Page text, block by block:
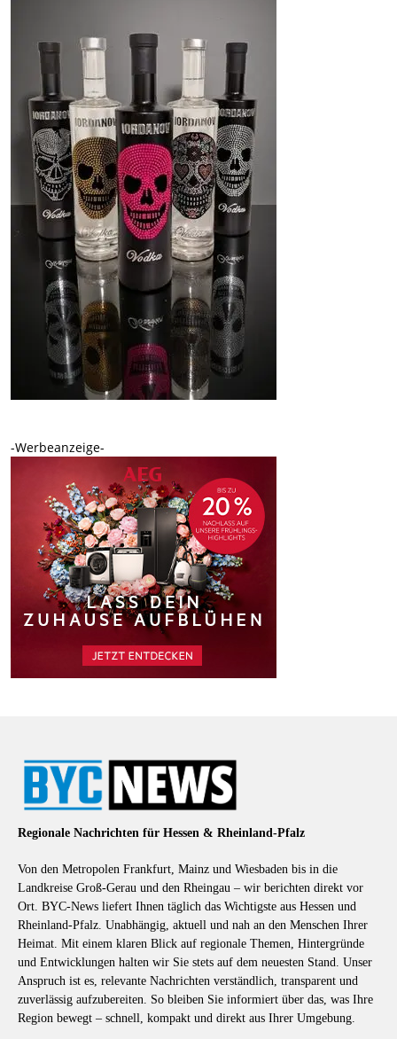
-Werbeanzeige-
Regionale Nachrichten für Hessen & Rheinland-Pfalz
Von den Metropolen Frankfurt, Mainz und Wiesbaden bis in die
Landkreise Groß-Gerau und den Rheingau – wir berichten direkt vor
Ort. BYC-News liefert Ihnen täglich das Wichtigste aus Hessen und
Rheinland-Pfalz. Unabhängig, aktuell und nah an den Menschen Ihrer
Heimat. Mit einem klaren Blick auf regionale Themen, Hintergründe
und Entwicklungen halten wir Sie stets auf dem neuesten Stand. Unser
Anspruch ist es, relevante Nachrichten verständlich, transparent und
zuverlässig aufzubereiten. So bleiben Sie informiert über das, was Ihre
Region bewegt – schnell, kompakt und direkt aus Ihrer Umgebung.